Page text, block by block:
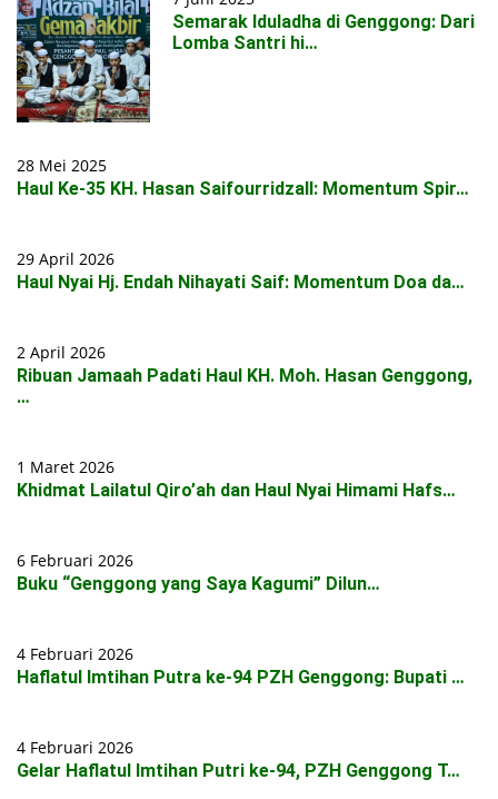
Semarak Iduladha di Genggong: Dari
Lomba Santri hi…
28 Mei 2025
Haul Ke-35 KH. Hasan Saifourridzall: Momentum Spir…
29 April 2026
Haul Nyai Hj. Endah Nihayati Saif: Momentum Doa da…
2 April 2026
Ribuan Jamaah Padati Haul KH. Moh. Hasan Genggong,
…
1 Maret 2026
Khidmat Lailatul Qiro’ah dan Haul Nyai Himami Hafs…
6 Februari 2026
Buku “Genggong yang Saya Kagumi” Dilun…
4 Februari 2026
Haflatul Imtihan Putra ke-94 PZH Genggong: Bupati …
4 Februari 2026
Gelar Haflatul Imtihan Putri ke-94, PZH Genggong T…